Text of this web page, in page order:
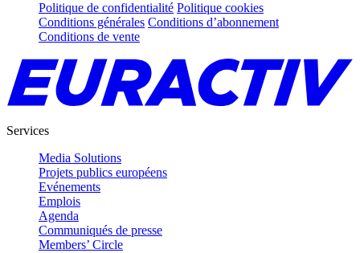
Politique de confidentialité Politique cookies
Conditions générales Conditions d’abonnement
Conditions de vente
Services
Media Solutions
Projets publics européens
Evénements
Emplois
Agenda
Communiqués de presse
Members’ Circle